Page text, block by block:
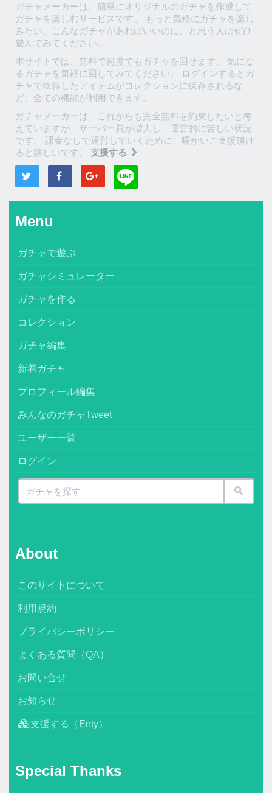
ガチャメーカーは、簡単にオリジナルのガチャを作成して
ガチャを楽しむサービスです。 もっと気軽にガチャを楽し
みたい、こんなガチャがあればいいのに、と思う人はぜひ
遊んでみてください。
本サイトでは、無料で何度でもガチャを回せます。 気にな
るガチャを気軽に回してみてください。 ログインするとガ
チャで取得したアイテムがコレクションに保存されるな
ど、全ての機能が利用できます。
ガチャメーカーは、これからも完全無料を約束したいと考
えていますが、サーバー費が増大し、運営的に苦しい状況
です。 課金なしで運営していくために、暖かいご支援頂け
ると嬉しいです。 支援する
Menu
ガチャで遊ぶ
ガチャシミュレーター
ガチャを作る
コレクション
ガチャ編集
新着ガチャ
プロフィール編集
みんなのガチャTweet
ユーザー一覧
ログイン
About
このサイトについて
利用規約
プライバシーポリシー
よくある質問（QA）
お問い合せ
お知らせ
支援する（Enty）
Special Thanks